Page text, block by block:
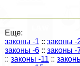
Еще:
законы -1 :: законы -
законы -6 :: законы -
:: законы -11 ::